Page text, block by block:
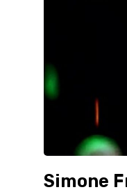
Simone